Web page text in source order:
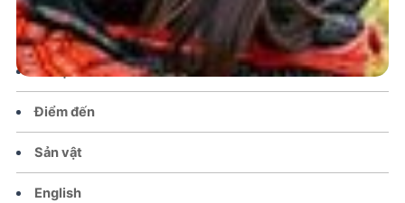
Văn hoá – Đời sống
Lễ hội
Điểm đến
Sản vật
English